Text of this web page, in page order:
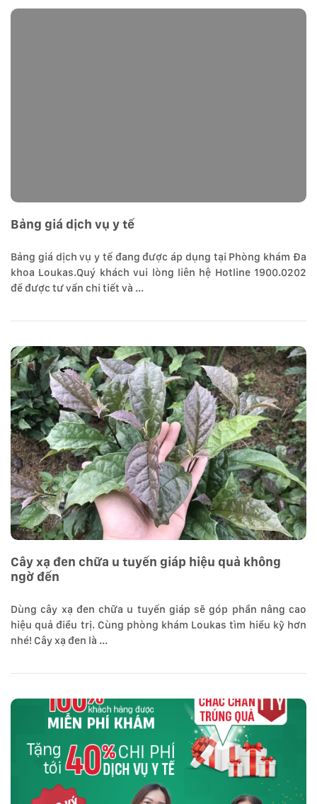
Bảng giá dịch vụ y tế
Bảng giá dịch vụ y tế đang được áp dụng tại Phòng khám Đa
khoa Loukas.Quý khách vui lòng liên hệ Hotline 1900.0202
để được tư vấn chi tiết và ...
Cây xạ đen chữa u tuyến giáp hiệu quả không
ngờ đến
Dùng cây xạ đen chữa u tuyến giáp sẽ góp phần nâng cao
hiệu quả điều trị. Cùng phòng khám Loukas tìm hiểu kỹ hơn
nhé! Cây xạ đen là ...